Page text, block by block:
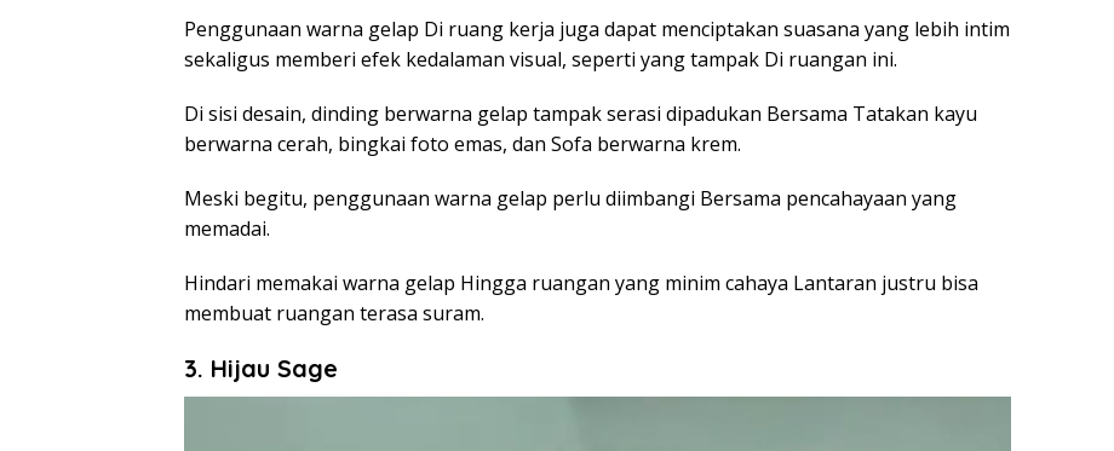
Penggunaan warna gelap Di ruang kerja juga dapat menciptakan suasana yang lebih intim
sekaligus memberi efek kedalaman visual, seperti yang tampak Di ruangan ini.
Di sisi desain, dinding berwarna gelap tampak serasi dipadukan Bersama Tatakan kayu
berwarna cerah, bingkai foto emas, dan Sofa berwarna krem.
Meski begitu, penggunaan warna gelap perlu diimbangi Bersama pencahayaan yang
memadai.
Hindari memakai warna gelap Hingga ruangan yang minim cahaya Lantaran justru bisa
membuat ruangan terasa suram.
3. Hijau Sage